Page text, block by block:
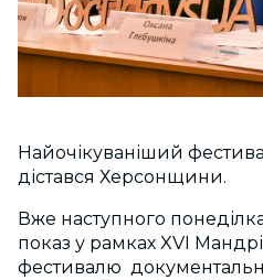
Найочікуваніший
дістався Херсонщини.
Вже наступного
показ у рамках XVI
фестивалю